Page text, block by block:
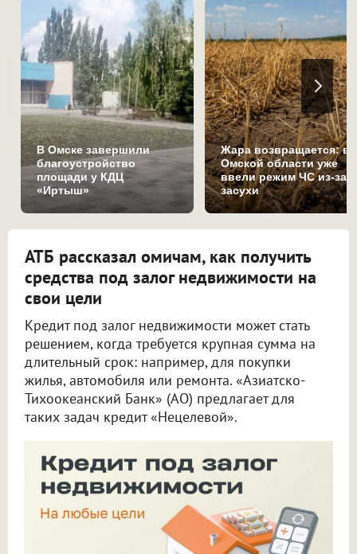
В Омске завершили
благоустройство
площади у КДЦ
«Иртыш»
Жара возвращается: в
Омской области уже
ввели режим ЧС из-за
засухи
АТБ рассказал омичам, как получить
средства под залог недвижимости на
свои цели
Кредит под залог недвижимости может стать
решением, когда требуется крупная сумма на
длительный срок: например, для покупки
жилья, автомобиля или ремонта. «Азиатско-
Тихоокеанский Банк» (АО) предлагает для
таких задач кредит «Нецелевой».